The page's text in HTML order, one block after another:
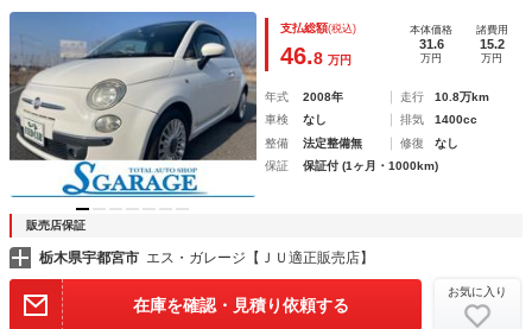
パワーステアリング エアバッグ 盗難防止システム Ｗエア
バック
支払総額(税込)
46.8 万円
本体価格
31.6
万円
諸費用
15.2
万円
年式 2008年 走行
10.8万km
車検
なし 排気
1400cc
整備
法定整備無 修復
なし
保証
保証付 (1ヶ月・1000km)
販売店保証
栃木県宇都宮市 エス・ガレージ【ＪＵ適正販売店】
在庫を確認・見積り依頼する
お気に入り